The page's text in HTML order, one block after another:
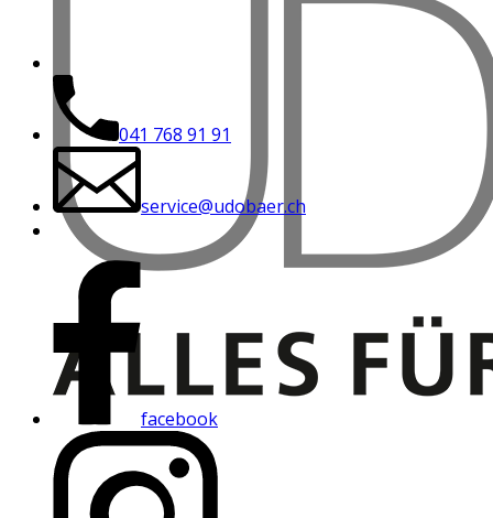
041 768 91 91
service@udobaer.ch
facebook